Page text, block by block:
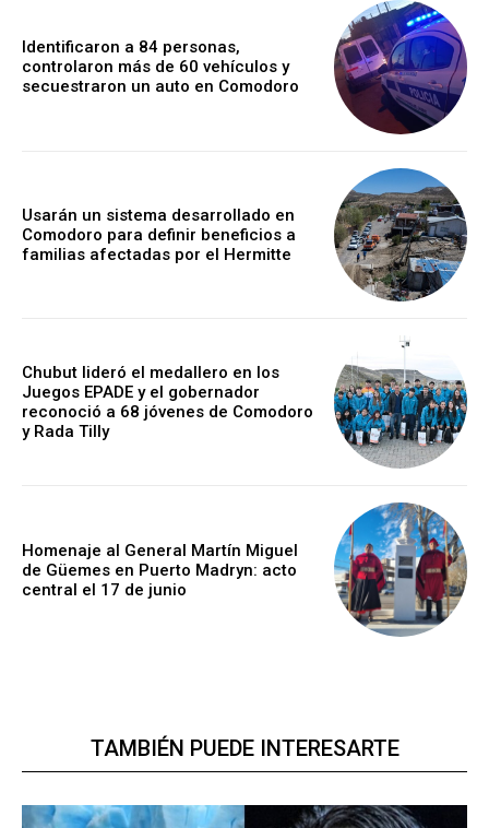
Identificaron a 84 personas,
controlaron más de 60 vehículos y
secuestraron un auto en Comodoro
Usarán un sistema desarrollado en
Comodoro para definir beneficios a
familias afectadas por el Hermitte
Chubut lideró el medallero en los
Juegos EPADE y el gobernador
reconoció a 68 jóvenes de Comodoro
y Rada Tilly
Homenaje al General Martín Miguel
de Güemes en Puerto Madryn: acto
central el 17 de junio
TAMBIÉN PUEDE INTERESARTE